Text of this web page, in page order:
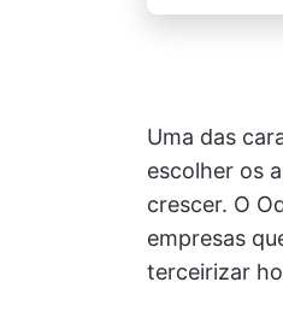
Uma das
escolher os
crescer. O
empresas
terceirizar